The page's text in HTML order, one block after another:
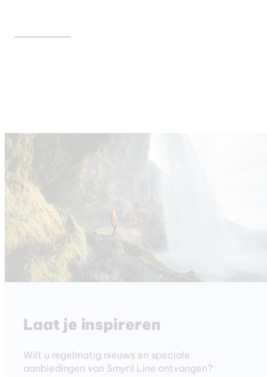
Laat je inspireren
Wilt u regelmatig nieuws en speciale
aanbiedingen van Smyril Line ontvangen?